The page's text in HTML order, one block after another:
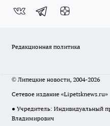
Редакционная политика
© Липецкие новости, 2004-2026
Сетевое издание «Lipetsknews.ru»
● Учредитель: Индивидуальный
Владимирович